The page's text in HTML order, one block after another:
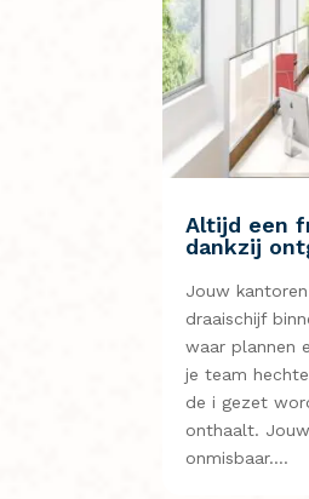
Altijd een
dankzij
Jouw
draaischijf
waar plannen
je team
de i gezet
onthaalt.
onmisbaar….